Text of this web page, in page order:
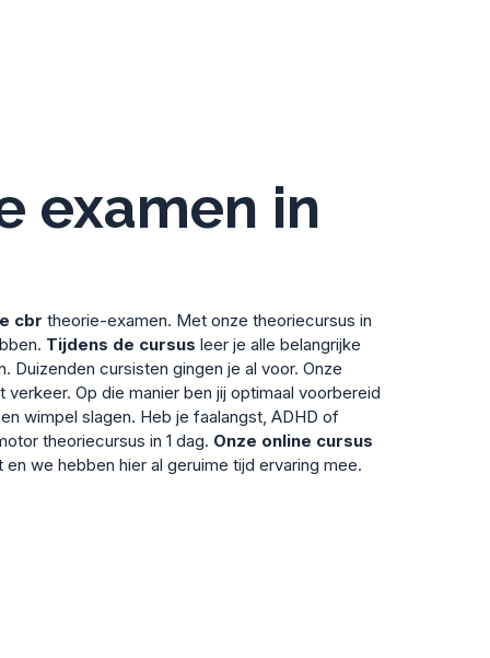
examen in
cbr theorie-examen. Met onze theoriecursus in
Tijdens de cursus leer je alle belangrijke
Duizenden cursisten gingen je al voor. Onze
verkeer. Op die manier ben jij optimaal voorbereid
wimpel slagen. Heb je faalangst, ADHD of
theoriecursus in 1 dag. Onze online cursus
we hebben hier al geruime tijd ervaring mee.